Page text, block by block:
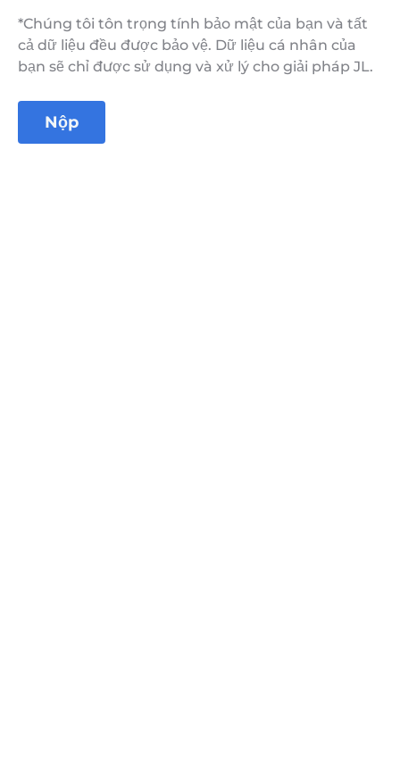
*Chúng tôi tôn trọng tính bảo mật của bạn và tất
cả dữ liệu đều được bảo vệ. Dữ liệu cá nhân của
bạn sẽ chỉ được sử dụng và xử lý cho giải pháp JL.
Nộp